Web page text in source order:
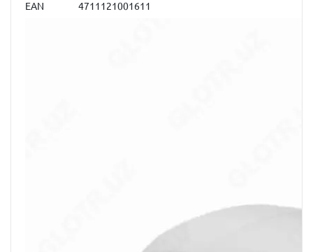
EAN 4711121001611